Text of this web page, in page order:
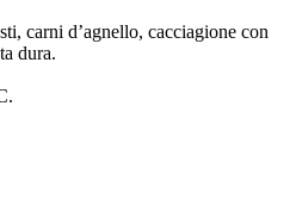
carni d’agnello, cacciagione con
dura.